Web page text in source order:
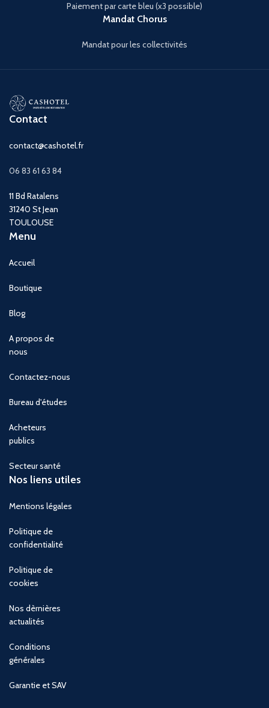
Paiement par carte bleu (x3 possible)
Mandat Chorus
Mandat pour les collectivités
Contact
contact@cashotel.fr
06 83 61 63 84
11 Bd Ratalens
31240 St Jean
TOULOUSE
Menu
Accueil
Boutique
Blog
A propos de
nous
Contactez-nous
Bureau d'études
Acheteurs
publics
Secteur santé
Nos liens utiles
Mentions légales
Politique de
confidentialité
Politique de
cookies
Nos dèrnières
actualités
Conditions
générales
Garantie et SAV